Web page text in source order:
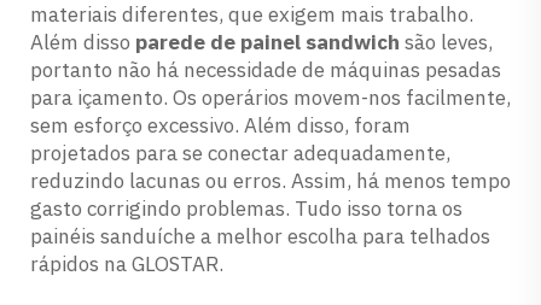
materiais diferentes, que exigem mais trabalho.
Além disso parede de painel sandwich são leves,
portanto não há necessidade de máquinas pesadas
para içamento. Os operários movem-nos facilmente,
sem esforço excessivo. Além disso, foram
projetados para se conectar adequadamente,
reduzindo lacunas ou erros. Assim, há menos tempo
gasto corrigindo problemas. Tudo isso torna os
painéis sanduíche a melhor escolha para telhados
rápidos na GLOSTAR.